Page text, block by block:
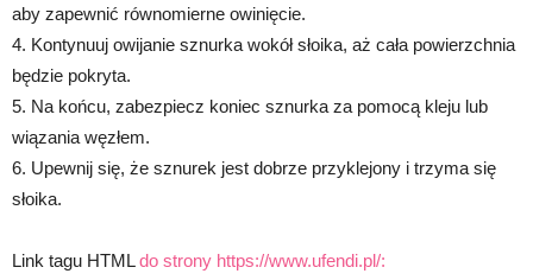
aby zapewnić równomierne owinięcie.
4. Kontynuuj owijanie sznurka wokół słoika, aż cała powierzchnia
będzie pokryta.
5. Na końcu, zabezpiecz koniec sznurka za pomocą kleju lub
wiązania węzłem.
6. Upewnij się, że sznurek jest dobrze przyklejony i trzyma się
słoika.
Link tagu HTMLdo strony https://www.ufendi.pl/: